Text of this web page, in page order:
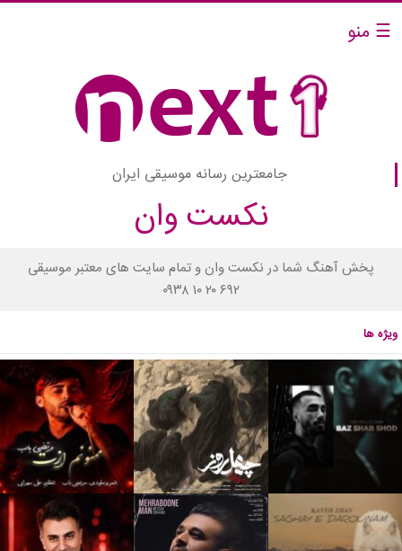
☰ منو
جامعترین رسانه موسیقی ایران
نکست وان
پخش آهنگ شما در نکست وان و تمام سایت های معتبر موسیقی
۰۹۳۸ ۱۰ ۲۰ ۶۹۲
ویژه ها